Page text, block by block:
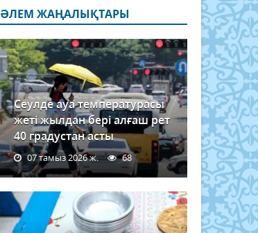
ӘЛЕМ ЖАҢАЛЫҚТАРЫ
Сеулде ауа температурасы
жеті жылдан бері алғаш рет
40 градустан асты
07 тамыз 2026 ж. 68